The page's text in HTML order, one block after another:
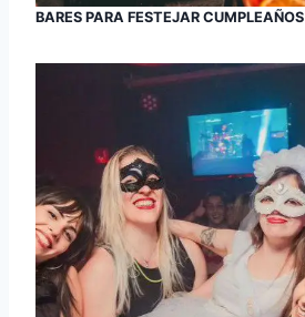
BARES PARA FESTEJAR CUMPLEAÑOS